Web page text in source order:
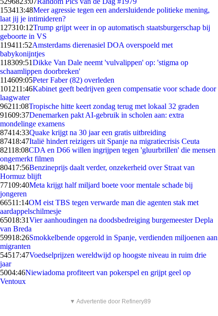
153413:48Meer agressie tegen een andersluidende politieke mening,
laat jij je intimideren?
127310:12Trump grijpt weer in op automatisch staatsburgerschap bij
geboorte in VS
119411:52Amsterdams dierenasiel DOA overspoeld met
babykonijntjes
118309:51Dikke Van Dale neemt 'vulvalippen' op: 'stigma op
schaamlippen doorbreken'
114609:05Peter Faber (82) overleden
101211:46Kabinet geeft bedrijven geen compensatie voor schade door
laagwater
96211:08Tropische hitte keert zondag terug met lokaal 32 graden
91609:37Denemarken pakt AI-gebruik in scholen aan: extra
mondelinge examens
87414:33Quake krijgt na 30 jaar een gratis uitbreiding
87418:47Italië hindert reizigers uit Spanje na migratiecrisis Ceuta
82118:08CDA en D66 willen ingrijpen tegen 'gluurbrillen' die mensen
ongemerkt filmen
80417:56Benzineprijs daalt verder, onzekerheid over Straat van
Hormuz blijft
77109:40Meta krijgt half miljard boete voor mentale schade bij
jongeren
66511:14OM eist TBS tegen verwarde man die agenten stak met
aardappelschilmesje
65018:31Vier aanhoudingen na doodsbedreiging burgemeester Depla
van Breda
59918:26Smokkelbende opgerold in Spanje, verdienden miljoenen aan
migranten
54517:47Voedselprijzen wereldwijd op hoogste niveau in ruim drie
jaar
5004:46Niewiadoma profiteert van pokerspel en grijpt geel op
Ventoux
▼ Advertentie door Refinery89